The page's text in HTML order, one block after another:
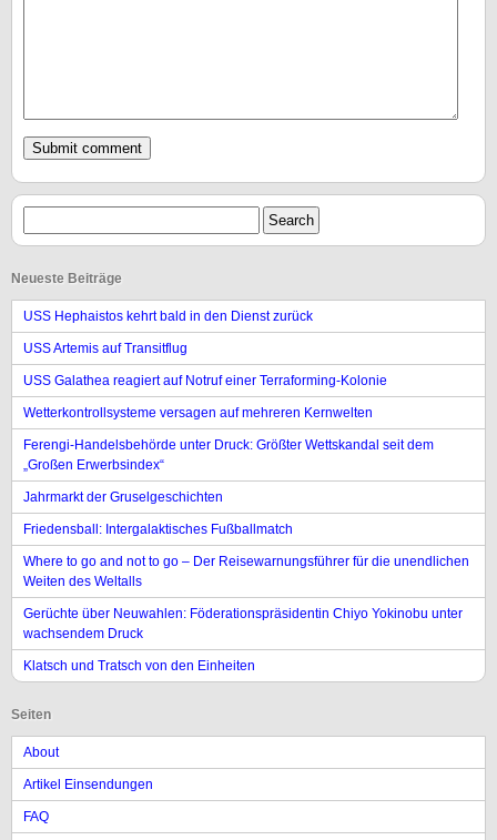
Neueste Beiträge
USS Hephaistos kehrt bald in den Dienst zurück
USS Artemis auf Transitflug
USS Galathea reagiert auf Notruf einer Terraforming-Kolonie
Wetterkontrollsysteme versagen auf mehreren Kernwelten
Ferengi-Handelsbehörde unter Druck: Größter Wettskandal seit dem
„Großen Erwerbsindex“
Jahrmarkt der Gruselgeschichten
Friedensball: Intergalaktisches Fußballmatch
Where to go and not to go – Der Reisewarnungsführer für die unendlichen
Weiten des Weltalls
Gerüchte über Neuwahlen: Föderationspräsidentin Chiyo Yokinobu unter
wachsendem Druck
Klatsch und Tratsch von den Einheiten
Seiten
About
Artikel Einsendungen
FAQ